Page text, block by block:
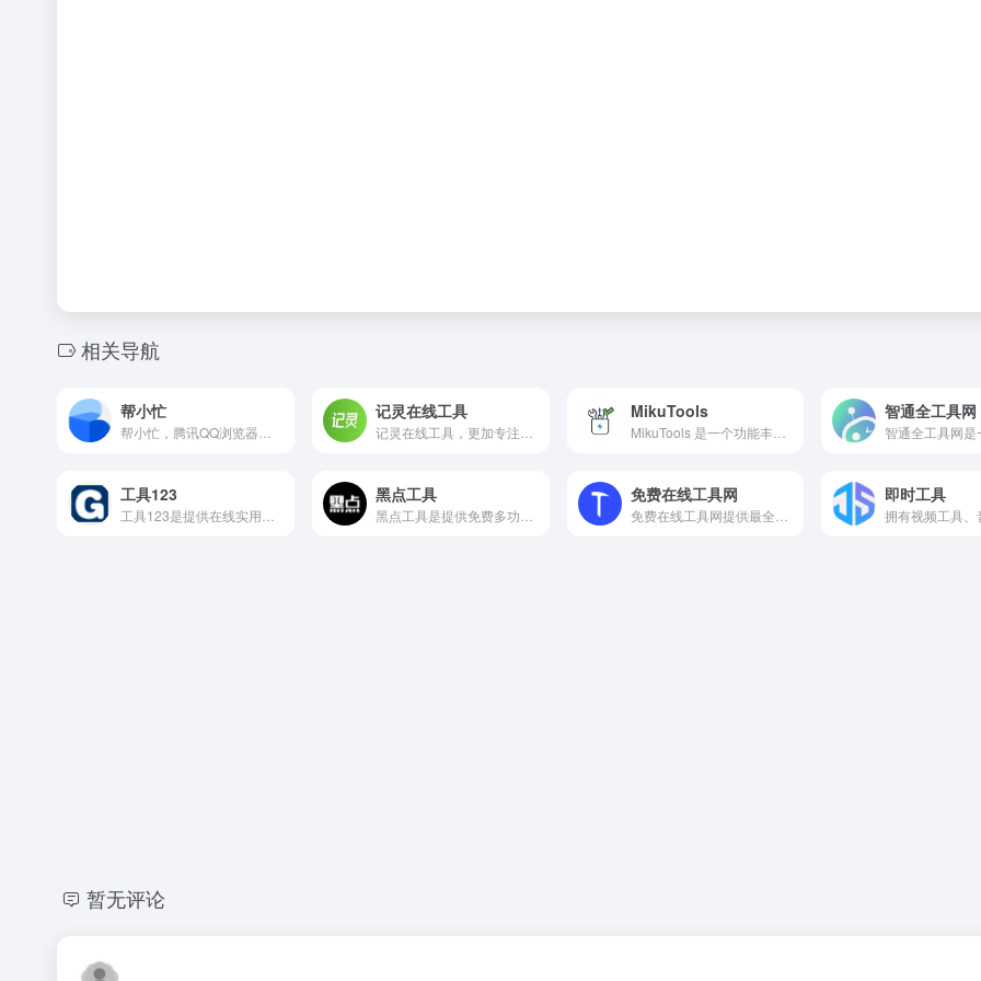
相关导航
帮小忙 记灵在线工具 MikuTools
MikuTools 是一个功能丰富、完全免费的在线工具集合网站，为用户提供多种实用工具，涵盖图片处理、文本转换、编程辅助、数据换算等多个领域。
智通全工具网
工具123 黑点工具 免费在线工具网 即时工具
暂无评论